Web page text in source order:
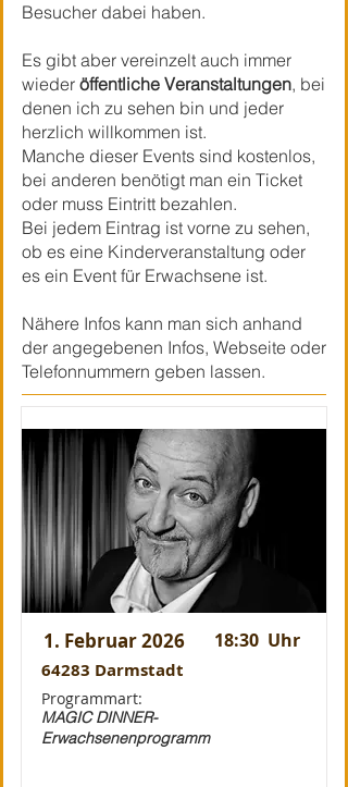
Besucher dabei haben.
Es gibt aber vereinzelt auch immer
wieder öffentliche Veranstaltungen, bei
denen ich zu sehen bin und jeder
herzlich willkommen ist.
Manche dieser Events sind kostenlos,
bei anderen benötigt man ein Ticket
oder muss Eintritt bezahlen.
Bei jedem Eintrag ist vorne zu sehen,
ob es eine Kinderveranstaltung oder
es ein Event für Erwachsene ist.
Nähere Infos kann man sich anhand
der angegebenen Infos, Webseite oder
Telefonnummern geben lassen.
1. Februar 2026 18:30 Uhr
64283 Darmstadt
Programmart:
MAGIC DINNER-
Erwachsenenprogramm